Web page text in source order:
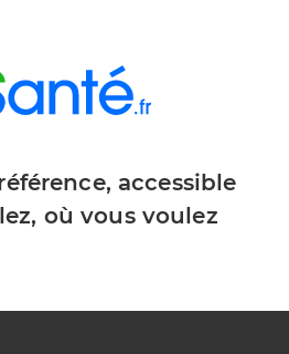
accessible
où vous voulez